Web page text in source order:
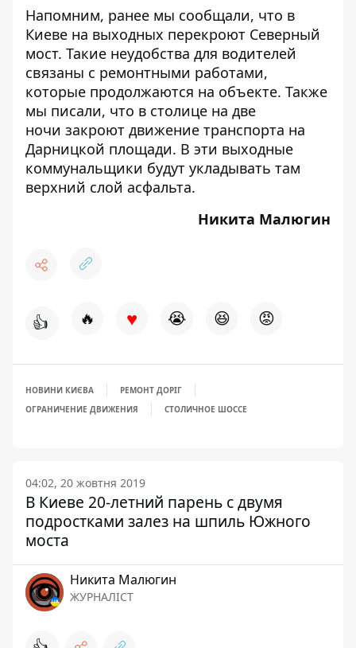
Напомним, ранее мы сообщали, что в
Киеве на выходных перекроют Северный
мост. Такие неудобства для водителей
связаны с ремонтными работами,
которые продолжаются на объекте. Также
мы писали, что в столице на две
ночи закроют движение транспорта на
Дарницкой площади. В эти выходные
коммунальщики будут укладывать там
верхний слой асфальта.
Никита Малюгин
👍 🔥 ♥ 😭 😆 😡
НОВИНИ КИЄВА
РЕМОНТ ДОРІГ
ОГРАНИЧЕНИЕ ДВИЖЕНИЯ
СТОЛИЧНОЕ ШОССЕ
04:02, 20 жовтня 2019
В Киеве 20-летний парень с двумя
подростками залез на шпиль Южного
моста
Никита Малюгин
ЖУРНАЛІСТ